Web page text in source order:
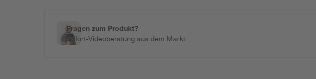
Fragen zum Produkt?
Sofort-Videoberatung aus dem Markt